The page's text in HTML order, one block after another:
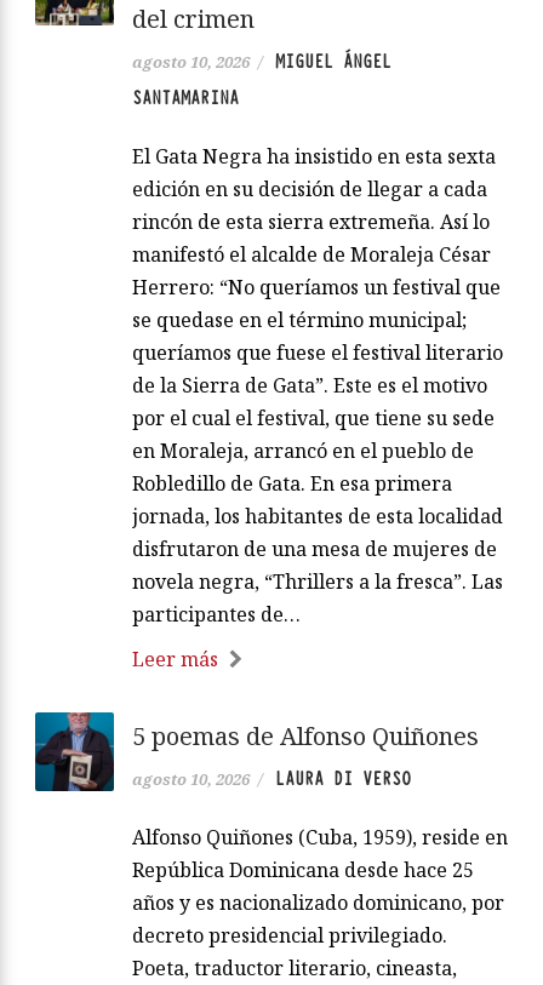
del crimen
agosto 10, 2026 / MIGUEL ÁNGEL
SANTAMARINA
El Gata Negra ha insistido en esta sexta
edición en su decisión de llegar a cada
rincón de esta sierra extremeña. Así lo
manifestó el alcalde de Moraleja César
Herrero: “No queríamos un festival que
se quedase en el término municipal;
queríamos que fuese el festival literario
de la Sierra de Gata”. Este es el motivo
por el cual el festival, que tiene su sede
en Moraleja, arrancó en el pueblo de
Robledillo de Gata. En esa primera
jornada, los habitantes de esta localidad
disfrutaron de una mesa de mujeres de
novela negra, “Thrillers a la fresca”. Las
participantes de…
Leer más
5 poemas de Alfonso Quiñones
agosto 10, 2026 / LAURA DI VERSO
Alfonso Quiñones (Cuba, 1959), reside en
República Dominicana desde hace 25
años y es nacionalizado dominicano, por
decreto presidencial privilegiado.
Poeta, traductor literario, cineasta,